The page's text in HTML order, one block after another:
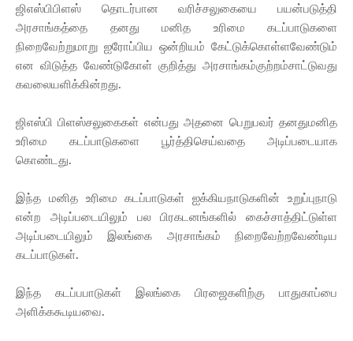
ஜிஎஸ்பிபிளஸ் தொடர்பான வரிச்சலுகையை பயன்படுத்தி
அரசாங்கத்தை தனது மனித உரிமை கடப்பாடுகளை
நிறைவேற்றுமாறு ஐரோப்பிய ஒன்றியம் கேட்டுக்கொள்ளவேண்டும்
என விடுத்த வேண்டுகோள் குறித்து அரசாங்கம்குற்றம்சாட்டுவது
கவலையளிக்கின்றது.
ஜிஎஸ்பி பிளஸ்சலுகைகள் என்பது அதனை பெறுபவர் தனதுமனித
உரிமை கடப்பாடுகளை பூர்த்திசெய்வதை அடிப்படையாக
கொண்டது.
இந்த மனித உரிமை கடப்பாடுகள் ஐக்கியநாடுகளின் உறுப்புநாடு
என்ற அடிப்படையிலும் பல பிரகடனங்களில் கைச்சாத்திட்டுள்ள
அடிப்படையிலும் இலங்கை அரசாங்கம் நிறைவேற்றவேண்டிய
கடப்பாடுகள்.
இந்த கடப்பபாடுகள் இலங்கை பிரஜைகளிற்கு பாதுகாப்பை
அளிக்ககூடியவை.